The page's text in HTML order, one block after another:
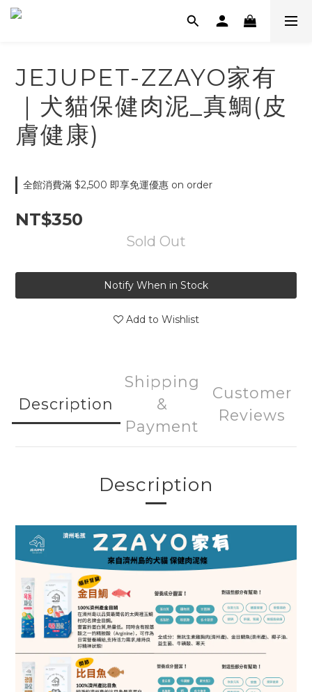
JEJUPET-ZZAYO家有
｜犬貓保健肉泥_真鯛(皮
膚健康)
全館消費滿 $2,500 即享免運優惠 on order
NT$350
Sold Out
Notify When in Stock
Add to Wishlist
Description
Shipping
&
Payment
Customer
Reviews
Description